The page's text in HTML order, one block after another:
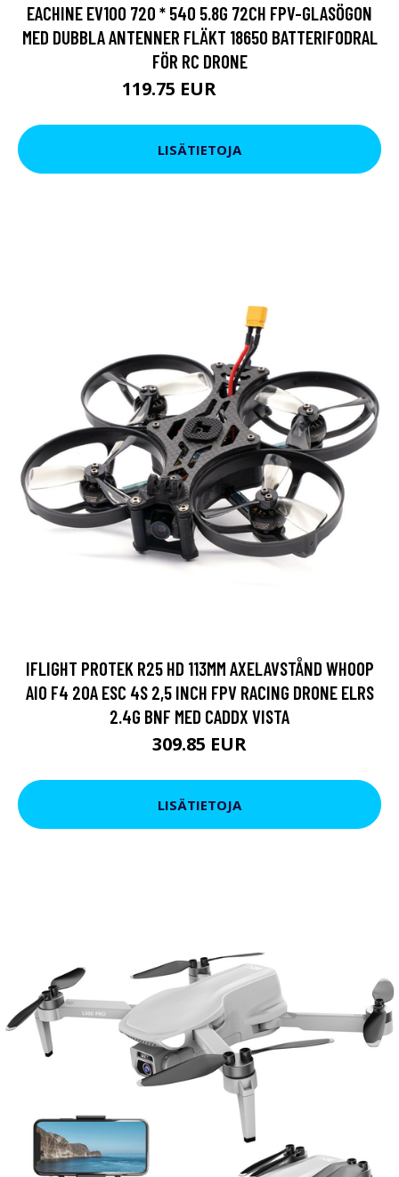
EACHINE EV100 720 * 540 5.8G 72CH FPV-GLASÖGON
MED DUBBLA ANTENNER FLÄKT 18650 BATTERIFODRAL
FÖR RC DRONE
119.75 EUR
LISÄTIETOJA
IFLIGHT PROTEK R25 HD 113MM AXELAVSTÅND WHOOP
AIO F4 20A ESC 4S 2,5 INCH FPV RACING DRONE ELRS
2.4G BNF MED CADDX VISTA
309.85 EUR
LISÄTIETOJA